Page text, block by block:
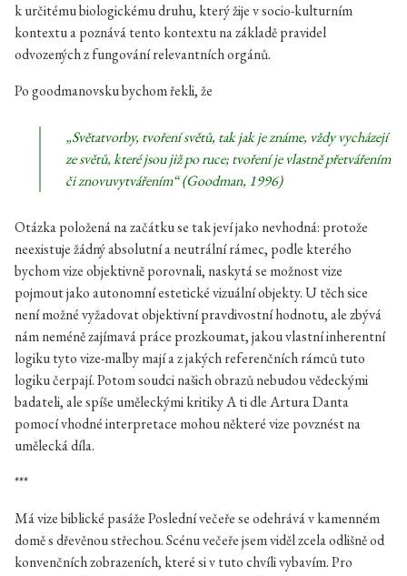
k určitému biologickému druhu, který žije v socio-kulturním
kontextu a poznává tento kontextu na základě pravidel
odvozených z fungování relevantních orgánů.
Po goodmanovsku bychom řekli, že
„Světatvorby, tvoření světů, tak jak je známe, vždy vycházejí
ze světů, které jsou již po ruce; tvoření je vlastně přetvářením
či znovuvytvářením“ (Goodman, 1996)
Otázka položená na začátku se tak jeví jako nevhodná: protože
neexistuje žádný absolutní a neutrální rámec, podle kterého
bychom vize objektivně porovnali, naskytá se možnost vize
pojmout jako autonomní estetické vizuální objekty. U těch sice
není možné vyžadovat objektivní pravdivostní hodnotu, ale zbývá
nám neméně zajímavá práce prozkoumat, jakou vlastní inherentní
logiku tyto vize-malby mají a z jakých referenčních rámců tuto
logiku čerpají. Potom soudci našich obrazů nebudou vědeckými
badateli, ale spíše uměleckými kritiky A ti dle Artura Danta
pomocí vhodné interpretace mohou některé vize povznést na
umělecká díla.
***
Má vize biblické pasáže Poslední večeře se odehrává v kamenném
domě s dřevěnou střechou. Scénu večeře jsem viděl zcela odlišně od
konvenčních zobrazeních, které si v tuto chvíli vybavím. Pro